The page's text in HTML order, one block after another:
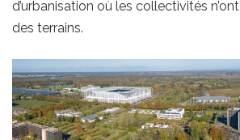
d’urbanisation où les collectivités
des terrains.